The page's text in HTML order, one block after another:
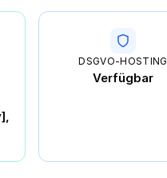
DSGVO-HOSTING
Verfügbar